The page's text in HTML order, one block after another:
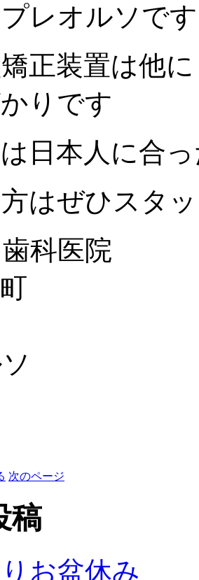
レオルソで
矯正装置は他
りです
日本人に合
はぜひスタ
科医院
次のページ
稿
お盆休み